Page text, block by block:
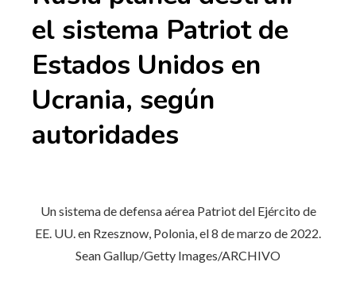
el sistema Patriot de
Estados Unidos en
Ucrania, según
autoridades
Un sistema de defensa aérea Patriot del Ejército de
EE. UU. en Rzesznow, Polonia, el 8 de marzo de 2022.
Sean Gallup/Getty Images/ARCHIVO